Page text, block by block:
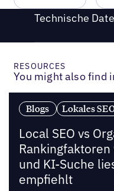
Technische
RESOURCES
You might also find
Blogs Lokales
Local SEO vs
und KI-Suche
empfiehlt